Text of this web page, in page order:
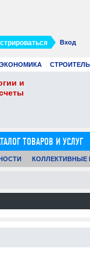
Вход
ЭКОНОМИКА
и
ТОВАРОВ И УСЛУГ
КОЛЛЕКТИВНЫЕ